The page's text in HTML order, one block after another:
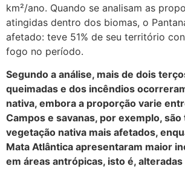
km²/ano. Quando se analisam as
atingidas dentro dos biomas, o
afetado: teve 51% de seu território
fogo no período.
Segundo a análise, mais de dois
queimadas e dos incêndios
nativa, embora a proporção varie
Campos e savanas, por exemplo, são
vegetação nativa mais afetados,
Mata Atlântica apresentaram maior
em áreas antrópicas, isto é,